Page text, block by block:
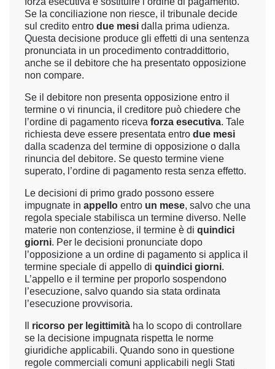
Se la conciliazione non riesce, il tribunale decide
sul credito entro due mesi dalla prima udienza.
Questa decisione produce gli effetti di una sentenza
pronunciata in un procedimento contraddittorio,
anche se il debitore che ha presentato opposizione
non compare.
Se il debitore non presenta opposizione entro il
termine o vi rinuncia, il creditore può chiedere che
l’ordine di pagamento riceva forza esecutiva. Tale
richiesta deve essere presentata entro due mesi
dalla scadenza del termine di opposizione o dalla
rinuncia del debitore. Se questo termine viene
superato, l’ordine di pagamento resta senza effetto.
Le decisioni di primo grado possono essere
impugnate in appello entro un mese, salvo che una
regola speciale stabilisca un termine diverso. Nelle
materie non contenziose, il termine è di quindici
giorni. Per le decisioni pronunciate dopo
l’opposizione a un ordine di pagamento si applica il
termine speciale di appello di quindici giorni.
L’appello e il termine per proporlo sospendono
l’esecuzione, salvo quando sia stata ordinata
l’esecuzione provvisoria.
ricorso per legittimità ha lo scopo di controllare
se la decisione impugnata rispetta le norme
giuridiche applicabili. Quando sono in questione
regole commerciali comuni applicabili negli Stati